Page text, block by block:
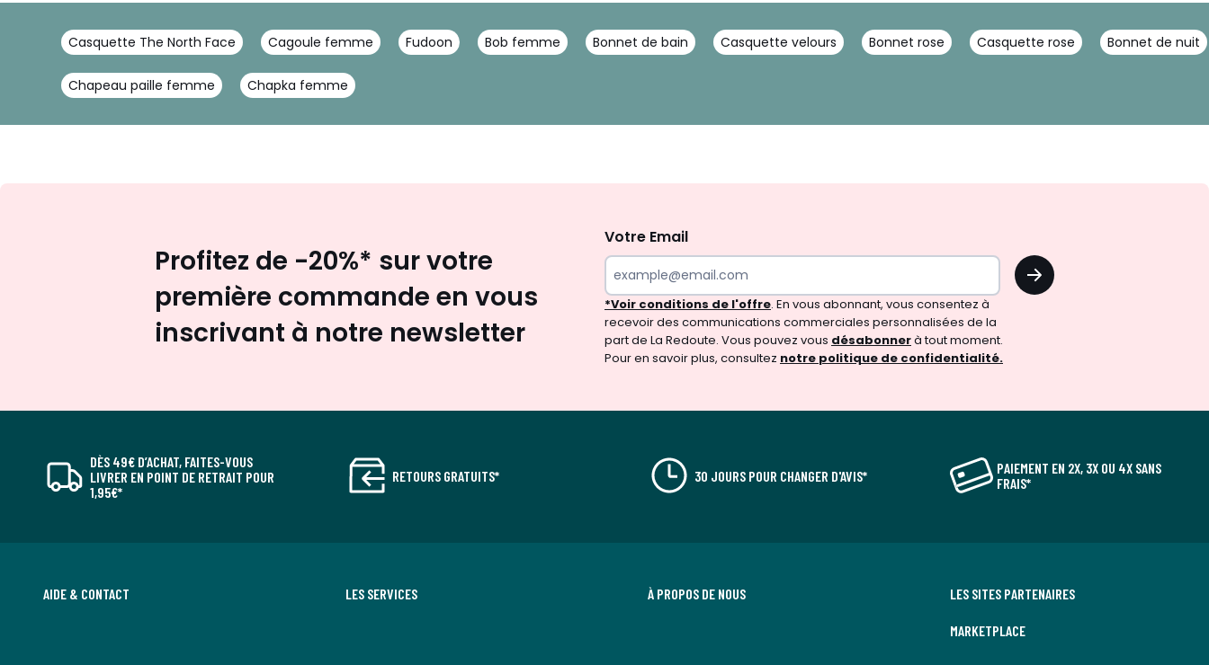
Casquette The North Face Cagoule femme Fudoon Bob femme Bonnet de bain Casquette velours Bonnet rose Casquette rose Bonnet de nuit
Chapeau paille femme Chapka femme
Profitez de -20%* sur votre
première commande en vous
inscrivant à notre newsletter
Votre Email
OK
*Voir conditions de l'offre. En vous abonnant, vous consentez à
recevoir des communications commerciales personnalisées de la
part de La Redoute. Vous pouvez vous désabonnerà tout moment.
Pour en savoir plus, consultez notre politique de confidentialité.
DÈS 49€ D’ACHAT, FAITES-VOUS
LIVRER EN POINT DE RETRAIT POUR
1,95€*
RETOURS GRATUITS* 30 JOURS POUR CHANGER D'AVIS*
PAIEMENT EN 2X, 3X OU 4X SANS
FRAIS*
AIDE & CONTACT LES SERVICES À PROPOS DE NOUS LES SITES PARTENAIRES
MARKETPLACE